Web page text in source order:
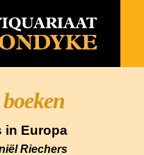
in Europa
Riechers